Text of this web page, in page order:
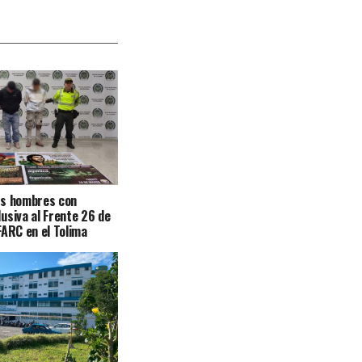
hombres con
al Frente 26 de
en el Tolima